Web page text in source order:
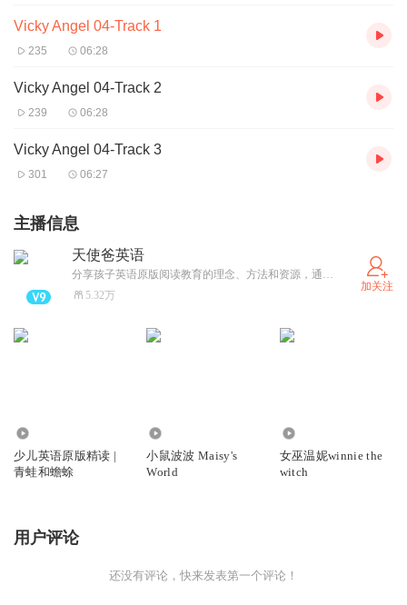
Vicky Angel 04-Track 1
235 06:28
Vicky Angel 04-Track 2
239 06:28
Vicky Angel 04-Track 3
301 06:27
主播信息
天使爸英语
分享孩子英语原版阅读教育的理念、方法和资源，通过生动有趣的原版精读课程，让孩子真正爱上英语，爱上阅读~
5.32万
加关注
少儿英语原版精读 |
青蛙和蟾蜍
小鼠波波 Maisy's
World
女巫温妮winnie the
witch
用户评论
还没有评论，快来发表第一个评论！